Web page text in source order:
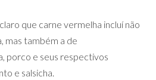
que carne vermelha incluí não
mas também a de
porco e seus respectivos
e salsicha.